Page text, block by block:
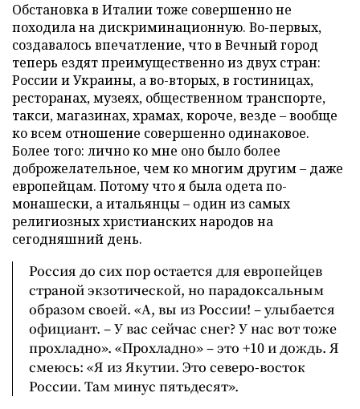
Обстановка в Италии тоже совершенно не
походила на дискриминационную. Во-первых,
создавалось впечатление, что в Вечный город
теперь ездят преимущественно из двух стран:
России и Украины, а во-вторых, в гостиницах,
ресторанах, музеях, общественном транспорте,
такси, магазинах, храмах, короче, везде – вообще
ко всем отношение совершенно одинаковое.
Более того: лично ко мне оно было более
доброжелательное, чем ко многим другим – даже
европейцам. Потому что я была одета по-
монашески, а итальянцы – один из самых
религиозных христианских народов на
сегодняшний день.
Россия до сих пор остается для европейцев
страной экзотической, но парадоксальным
образом своей. «А, вы из России! – улыбается
официант. – У вас сейчас снег? У нас вот тоже
прохладно». «Прохладно» – это +10 и дождь. Я
смеюсь: «Я из Якутии. Это северо-восток
России. Там минус пятьдесят».